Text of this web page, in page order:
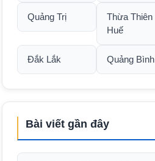
Quảng Trị
Thừa Thiên
Huế
Đắk Lắk Quảng Bình
Bài viết gần đây